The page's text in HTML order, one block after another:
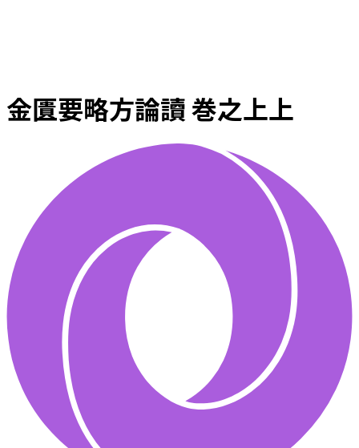
金匱要略方論讀 巻之上上